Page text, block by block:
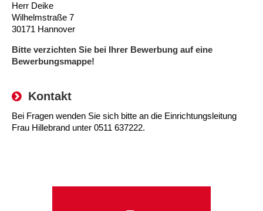
Kindertagesstätte Schneiderberg
Familienzentrum
Kindertagesstätte Tresckowstraße
Kindertagesstätte Voltmerstraße
Herr Deike
Wilhelmstraße 7
30171 Hannover
Bitte verzichten Sie bei Ihrer Bewerbung auf eine
Bewerbungsmappe!
Kontakt
Bei Fragen wenden Sie sich bitte an die Einrichtungsleitung
Frau Hillebrand unter 0511 637222.